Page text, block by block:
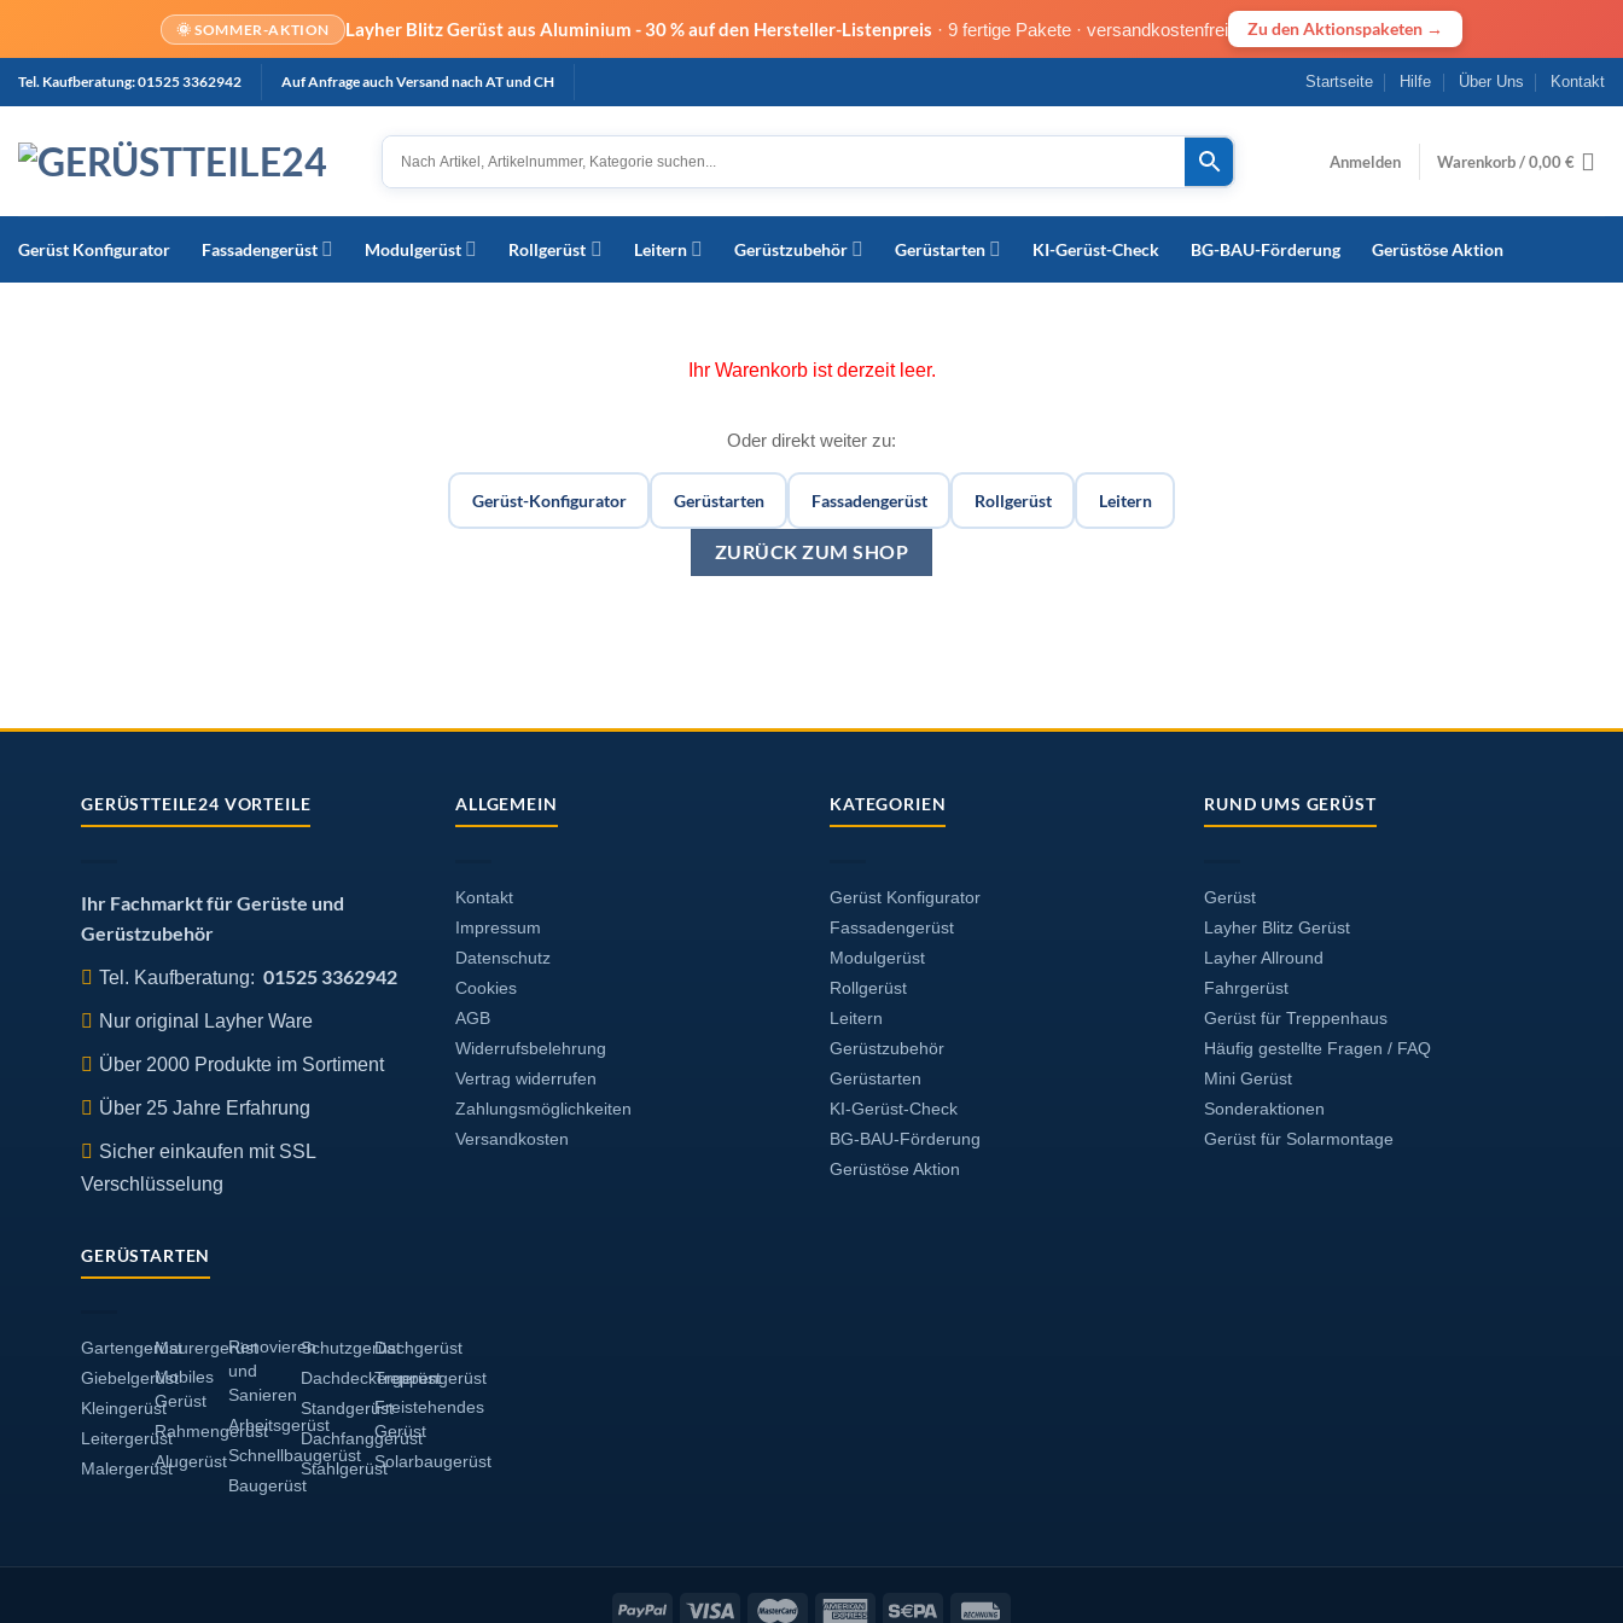
🌞 SOMMER-AKTION Layher Blitz Gerüst aus Aluminium -30 % auf den Hersteller-Listenpreis · 9 fertige Pakete · versandkostenfrei Zu den Aktionspaketen →
Zum
Inhalt
Tel. Kaufberatung: 01525 3362942 Auf Anfrage auch Versand nach AT und CH Startseite Hilfe Über Uns Kontakt
Anmelden Warenkorb /0,00€
Gerüst Konfigurator Fassadengerüst Modulgerüst Rollgerüst Leitern Gerüstzubehör Gerüstarten KI-Gerüst-Check BG-BAU-Förderung Gerüstöse Aktion
Ihr Warenkorb ist derzeit leer.
Oder direkt weiter zu:
Gerüst-Konfigurator Gerüstarten Fassadengerüst Rollgerüst Leitern
ZURÜCK ZUM SHOP
GERÜSTTEILE24 VORTEILE
Ihr Fachmarkt für Gerüste und
Gerüstzubehör
Tel. Kaufberatung: 01525 3362942
Nur original Layher Ware
Über 2000 Produkte im Sortiment
Über 25 Jahre Erfahrung
Sicher einkaufen mit SSL
Verschlüsselung
ALLGEMEIN
Kontakt
Impressum
Datenschutz
Cookies
AGB
Widerrufsbelehrung
Vertrag widerrufen
Zahlungsmöglichkeiten
Versandkosten
KATEGORIEN
Gerüst Konfigurator
Fassadengerüst
Modulgerüst
Rollgerüst
Leitern
Gerüstzubehör
Gerüstarten
KI-Gerüst-Check
BG-BAU-Förderung
Gerüstöse Aktion
RUND UMS GERÜST
Gerüst
Layher Blitz Gerüst
Layher Allround
Fahrgerüst
Gerüst für Treppenhaus
Häufig gestellte Fragen / FAQ
Mini Gerüst
Sonderaktionen
Gerüst für Solarmontage
GERÜSTARTEN
Gartengerüst
Giebelgerüst
Kleingerüst
Leitergerüst
Malergerüst
Maurergerüst
Mobiles
Gerüst
Rahmengerüst
Alugerüst
Renovieren
und
Sanieren
Arbeitsgerüst
Schnellbaugerüst
Baugerüst
Schutzgerüst
Dachdeckergerüst
Standgerüst
Dachfanggerüst
Stahlgerüst
Dachgerüst
Treppengerüst
Freistehendes
Gerüst
Solarbaugerüst